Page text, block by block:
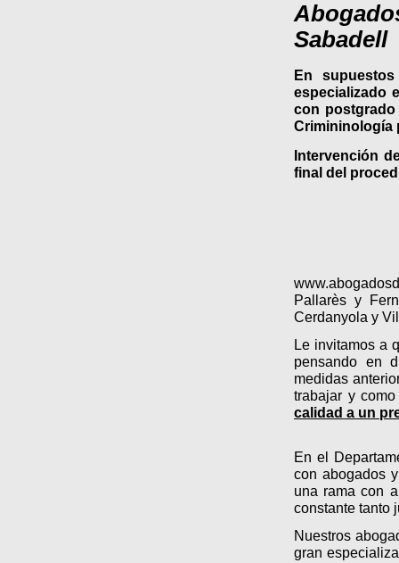
Sabadell
En
especializado
con postgrado
Crimininología
Intervención d
final del
Pallarès y
Cerdanyola y
Le invitamos a
pensando en
medidas
trabajar y
calidad a un
En el
con abogados
una rama con
constante tanto
Nuestros
gran